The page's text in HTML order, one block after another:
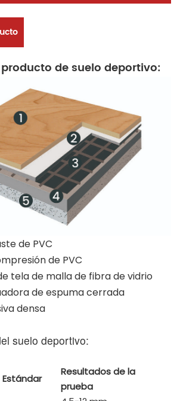
de suelo deportivo:
de PVC
de PVC
tela de malla de fibra de vidrio
de espuma cerrada
densa
suelo deportivo:
Estándar
Resultados de la
prueba